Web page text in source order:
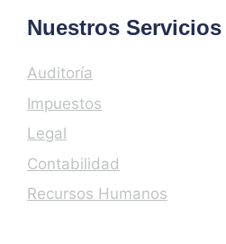
Nuestros Servicios
Auditoría
Impuestos
Legal
Contabilidad
Recursos Humanos